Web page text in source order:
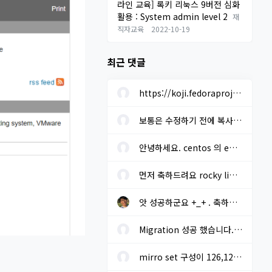
라인 교육] 록키 리눅스 9버전 심화
활용 : System admin level 2 재
직자교육
2022-10-19
최근 댓글
https://koji.fedoraproject.org/koji/buildinfo?buildID=1633205 에...
보통은 수정하기 전에 복사본을 미리 만들어 놓고 진행하면 됩니다. ...
안녕하세요. centos 의 eos 로 인한 차기 os 선정을 하려고 합니다. r...
먼저 축하드려요 rocky linux 설치시 "yum install baekmuk-ttf-...
앗 성공하군요 +_+ . 축하드립니다!! migrate2rockyoffline.sh 로 파...
Migration 성공 했습니다. - 오프라인. 기본 레포에 추가적으로 extra...
mirro set 구성이 126,127 번 라인 말씀 하시는지요? gpg key sms 117...